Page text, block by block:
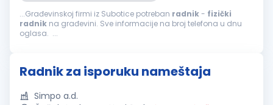
...Građevinskoj firmi iz Subotice potreban radnik- fizički
radnik na građevini. Sve informacije na broj telefona u dnu
oglasa. ...
Radnik za isporuku nameštaja
Simpo a.d.